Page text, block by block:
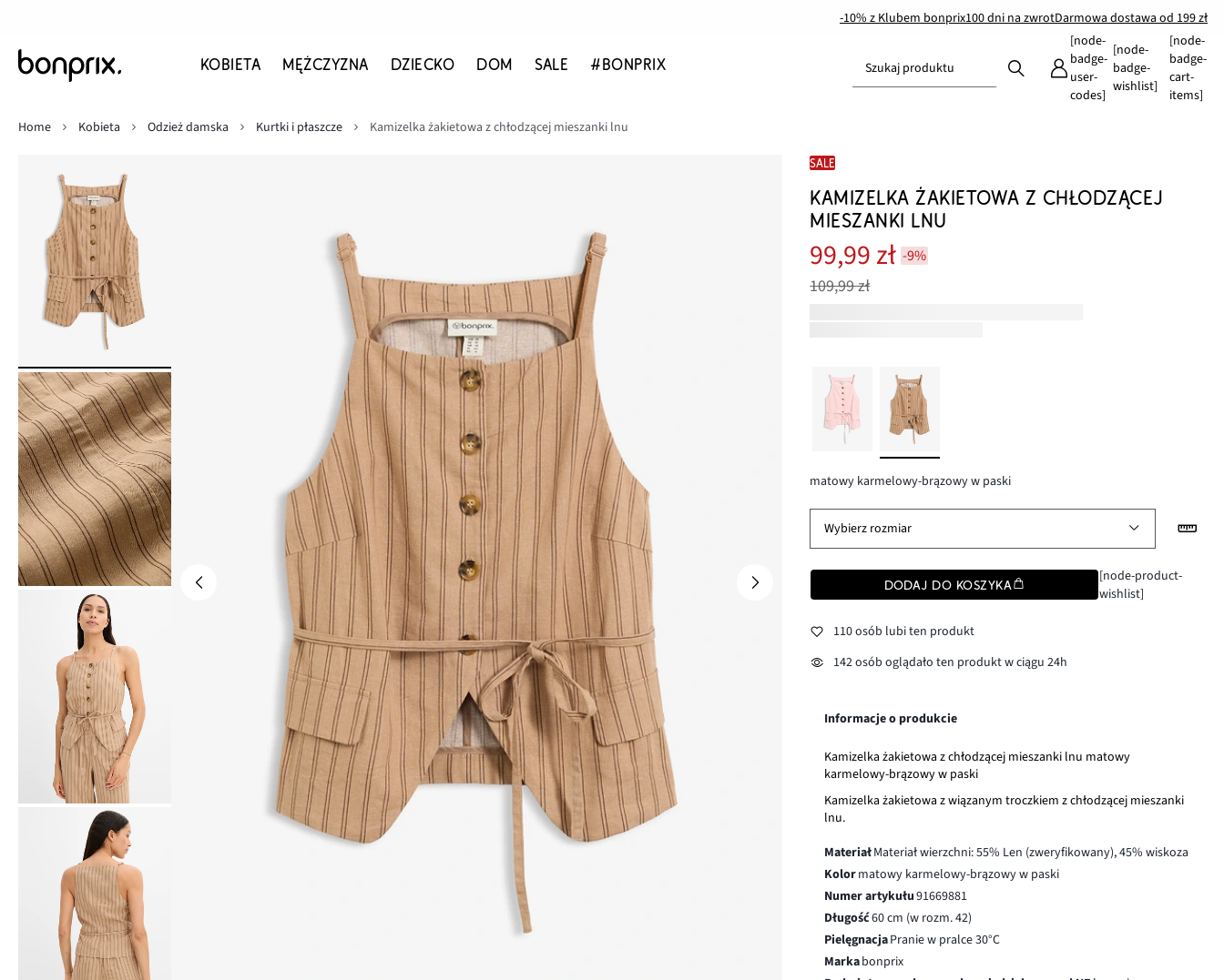
-10% z Klubem bonprix100 dni na zwrotDarmowa dostawa od 199 zł
KOBIETA MĘŻCZYZNA DZIECKO DOM SALE #BONPRIX Szukaj produktu
[node-
badge-
user-
codes]
[node-
badge-
wishlist]
[node-
badge-
cart-
items]
Home
Kobieta Odzież damska Kurtki i płaszcze Kamizelka żakietowa z chłodzącej mieszanki lnu
SALE
KAMIZELKA ŻAKIETOWA Z CHŁODZĄCEJ
MIESZANKI LNU
99,99 zł -9%
109,99 zł
matowy karmelowy-brązowy w paski
Wybierz rozmiar
DODAJ DO KOSZYKA
[node-product-
wishlist]
110 osób lubi ten produkt
142 osób oglądało ten produkt w ciągu 24h
Informacje o produkcie
Kamizelka żakietowa z chłodzącej mieszanki lnu matowy
karmelowy-brązowy w paski
Kamizelka żakietowa z wiązanym troczkiem z chłodzącej mieszanki
lnu.
MateriałMateriał wierzchni: 55% Len (zweryfikowany), 45% wiskoza
Kolormatowy karmelowy-brązowy w paski
Numer artykułu91669881
Długość60 cm (w rozm. 42)
PielęgnacjaPranie w pralce 30°C
Markabonprix